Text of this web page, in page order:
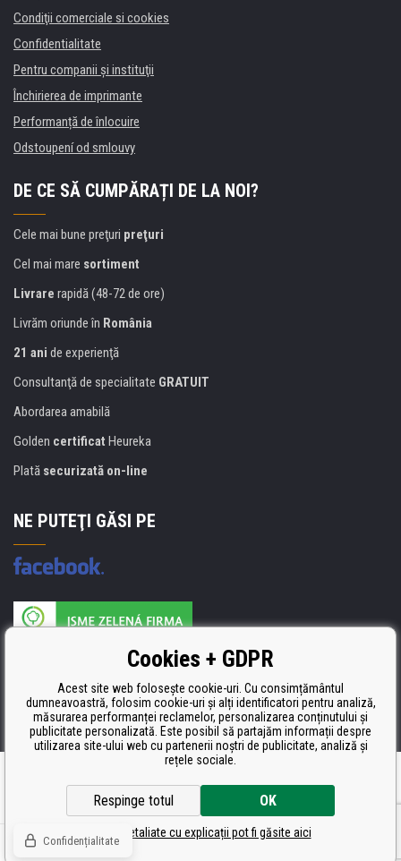
Condiţii comerciale si cookies
Confidentialitate
Pentru companii și instituţii
Închirierea de imprimante
Performanță de înlocuire
Odstoupení od smlouvy
DE CE SĂ CUMPĂRAȚI DE LA NOI?
Cele mai bune preţuri preţuri
Cel mai mare sortiment
Livrare rapidă (48-72 de ore)
Livrăm oriunde în România
21 ani de experienţă
Consultanţă de specialitate GRATUIT
Abordarea amabilă
Golden certificat Heureka
Plată securizată on-line
NE PUTEŢI GĂSI PE
Producătorul umpluturii de rezervă este certificat
ISO 9001, ISO 14001 şi STMC.
Ecommerce solutionsBINARGON.cz
© Toate drepturile rezervate CDRmarket.ro
Cookies + GDPR
Acest site web folosește cookie-uri. Cu consimțământul
dumneavoastră, folosim cookie-uri și alți identificatori pentru analiză,
măsurarea performanței reclamelor, personalizarea conținutului și
publicitate personalizată. Este posibil să partajăm informații despre
utilizarea site-ului web cu partenerii noștri de publicitate, analiză și
rețele sociale.
Respinge totul OK
Setări detaliate cu explicații pot fi găsite aici
Confidențialitate